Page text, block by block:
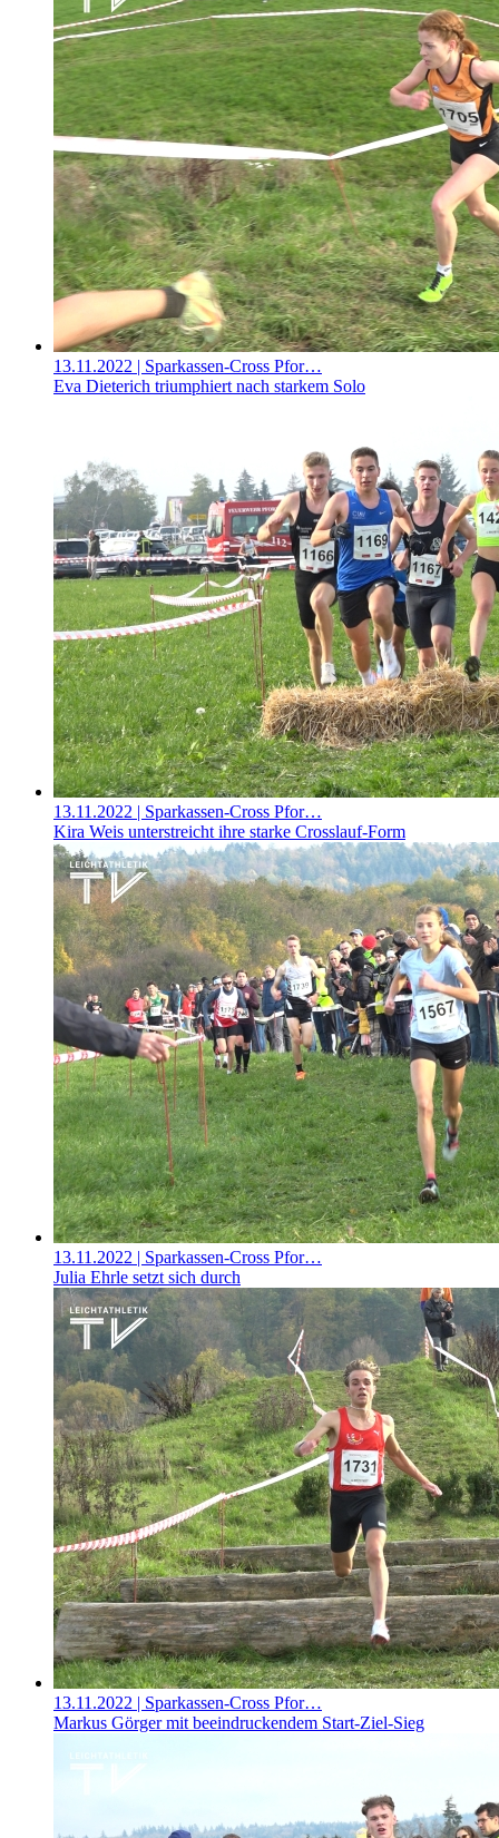
13.11.2022 | Sparkassen-Cross Pfor…
Eva Dieterich triumphiert nach starkem Solo
13.11.2022 | Sparkassen-Cross Pfor…
Kira Weis unterstreicht ihre starke Crosslauf-Form
13.11.2022 | Sparkassen-Cross Pfor…
Julia Ehrle setzt sich durch
13.11.2022 | Sparkassen-Cross Pfor…
Markus Görger mit beeindruckendem Start-Ziel-Sieg